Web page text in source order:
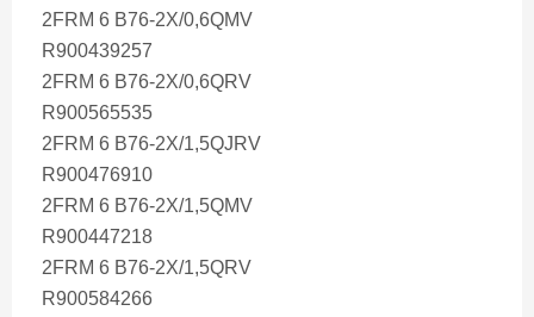
2FRM 6 B76-2X/0,6QMV
R900439257
2FRM 6 B76-2X/0,6QRV
R900565535
2FRM 6 B76-2X/1,5QJRV
R900476910
2FRM 6 B76-2X/1,5QMV
R900447218
2FRM 6 B76-2X/1,5QRV
R900584266